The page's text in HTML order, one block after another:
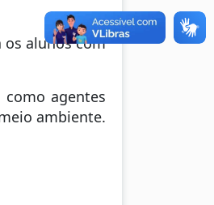
os alunos com
agentes
ambiente.